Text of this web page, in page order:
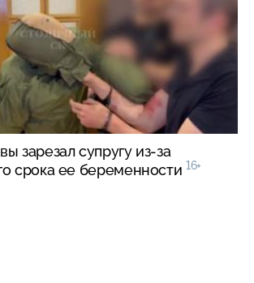
зарезал супругу из-за
срока ее беременности 16+